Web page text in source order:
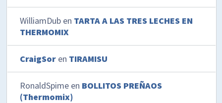
WilliamDub en TARTA A LAS TRES LECHES EN
THERMOMIX
CraigSor en TIRAMISU
RonaldSpime en BOLLITOS PREÑAOS
(Thermomix)